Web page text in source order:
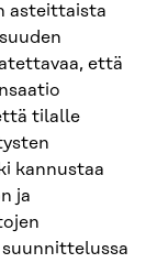
asteittaista
että
tilalle
kannustaa
ja